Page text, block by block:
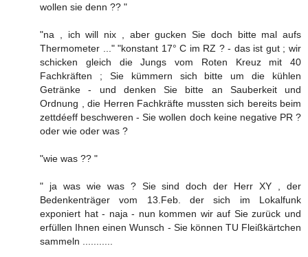
wollen sie denn ?? "
"na , ich will nix , aber gucken Sie doch bitte mal aufs
Thermometer ..." "konstant 17° C im RZ ? - das ist gut ; wir
schicken gleich die Jungs vom Roten Kreuz mit 40
Fachkräften ; Sie kümmern sich bitte um die kühlen
Getränke - und denken Sie bitte an Sauberkeit und
Ordnung , die Herren Fachkräfte mussten sich bereits beim
zettdéeff beschweren - Sie wollen doch keine negative PR ?
oder wie oder was ?
"wie was ?? "
" ja was wie was ? Sie sind doch der Herr XY , der
Bedenkenträger vom 13.Feb. der sich im Lokalfunk
exponiert hat - naja - nun kommen wir auf Sie zurück und
erfüllen Ihnen einen Wunsch - Sie können TU Fleißkärtchen
sammeln ...........